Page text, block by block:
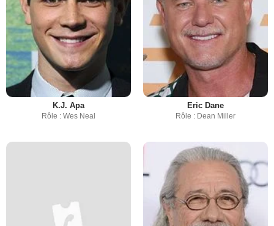
K.J. Apa
Rôle : Wes Neal
Eric Dane
Rôle : Dean Miller